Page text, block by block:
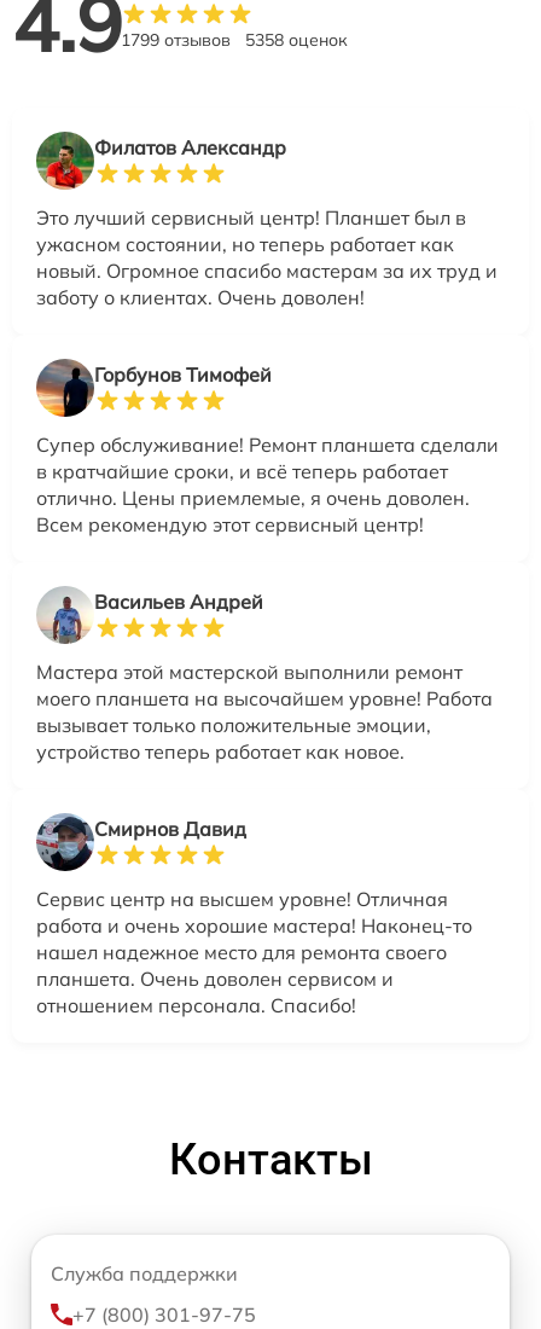
4.91799 отзывов 5358 оценок
Филатов Александр
Это лучший сервисный центр! Планшет был в
ужасном состоянии, но теперь работает как
новый. Огромное спасибо мастерам за их труд и
заботу о клиентах. Очень доволен!
Горбунов Тимофей
Супер обслуживание! Ремонт планшета сделали
в кратчайшие сроки, и всё теперь работает
отлично. Цены приемлемые, я очень доволен.
Всем рекомендую этот сервисный центр!
Васильев Андрей
Мастера этой мастерской выполнили ремонт
моего планшета на высочайшем уровне! Работа
вызывает только положительные эмоции,
устройство теперь работает как новое.
Смирнов Давид
Сервис центр на высшем уровне! Отличная
работа и очень хорошие мастера! Наконец-то
нашел надежное место для ремонта своего
планшета. Очень доволен сервисом и
отношением персонала. Спасибо!
Контакты
Служба поддержки
+7 (800) 301-97-75